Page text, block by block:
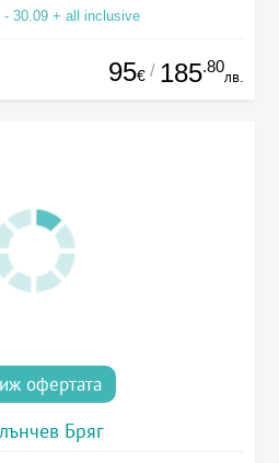
- 30.09 + all inclusive
95€ / 185.80
лв.
офертата
Бряг